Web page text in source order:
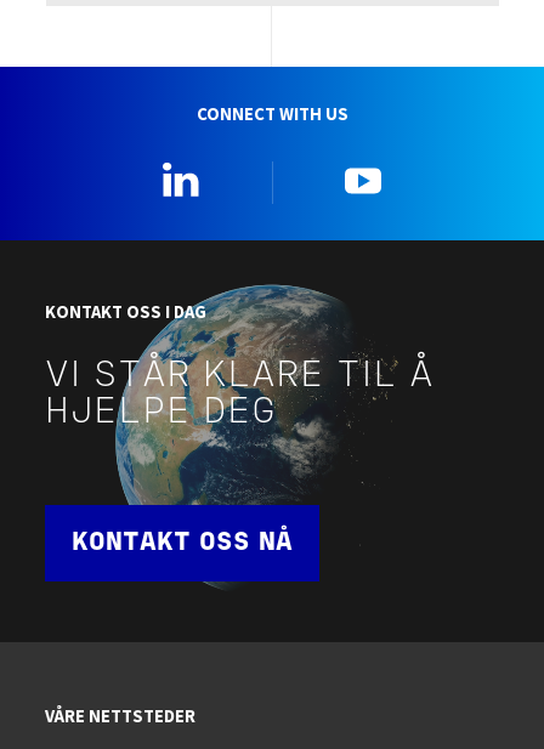
CONNECT WITH US
KONTAKT OSS I DAG
VI STÅR KLARE TIL Å
HJELPE DEG
KONTAKT OSS NÅ
VÅRE NETTSTEDER